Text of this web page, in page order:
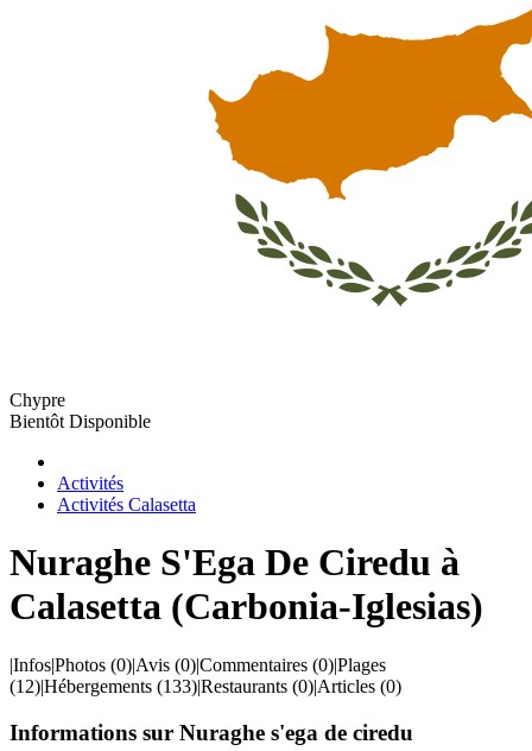
Chypre
Bientôt Disponible
Activités
Activités Calasetta
Nuraghe S'Ega De Ciredu à
Calasetta (Carbonia-Iglesias)
|Infos|Photos (0)|Avis (0)|Commentaires (0)|Plages
(12)|Hébergements (133)|Restaurants (0)|Articles (0)
Informations sur Nuraghe s'ega de ciredu